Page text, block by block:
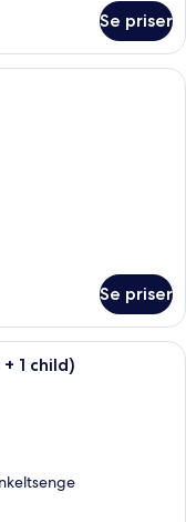
Se priser
på værelset,
Se priser
på værelset,
1 child)